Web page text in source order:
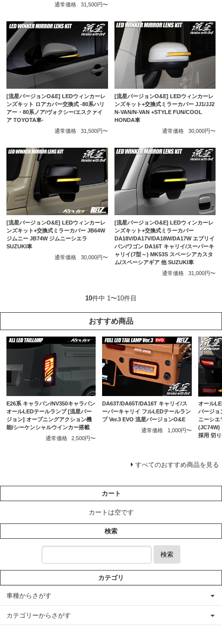
通常価格
31,500円〜
[流星バージョンO&E] LEDウィンカーレ
ンズキット ロアカバー交換式 -80系ハリ
アー・80系ノア/ヴォクシー/エスクァイ
ア TOYOTA車-
通常価格
31,500円〜
[流星バージョンO&E] LEDウィンカーレ
ンズキット+交換式ミラーカバー JJ1/JJ2
N-VAN/N-VAN +STYLE FUN/COOL
HONDA車
通常価格
30,000円〜
[流星バージョンO&E] LEDウィンカーレ
ンズキット+交換式ミラーカバー JB64W
ジムニー JB74W ジムニーシエラ
SUZUKI車
通常価格
30,000円〜
[流星バージョンO&E] LEDウィンカーレ
ンズキット+交換式ミラーカバー
DA18V/DA17V/DA18W/DA17W エブリイ
バン/ワゴン DA16T キャリイ/スーパーキ
ャリイ(7型～) MK53S スペーシアカスタ
ム/スペーシアギア 他 SUZUKI車
通常価格
31,000円〜
10件中 1〜10件目
おすすめ商品
E26系 キャラバン/NV350キャラバン
オールLEDテールランプ [流星バー
ジョン] オープニングアクション機
能/シーケンシャルウインカー搭載
通常価格
2,500円〜
DA63T/DA65T/DA16T キャリイ/ス
ーパーキャリイ フルLEDテールラン
プ Ver.3 EVO 流星バージョンO&E
通常価格
1,000円〜
オール
バージョ
ニーシエ
(JC74W)
採用 切
すべてのおすすめ商品を見る
カート
カートは空です
検索
検索
カテゴリ
車種からさがす
カテゴリーからさがす